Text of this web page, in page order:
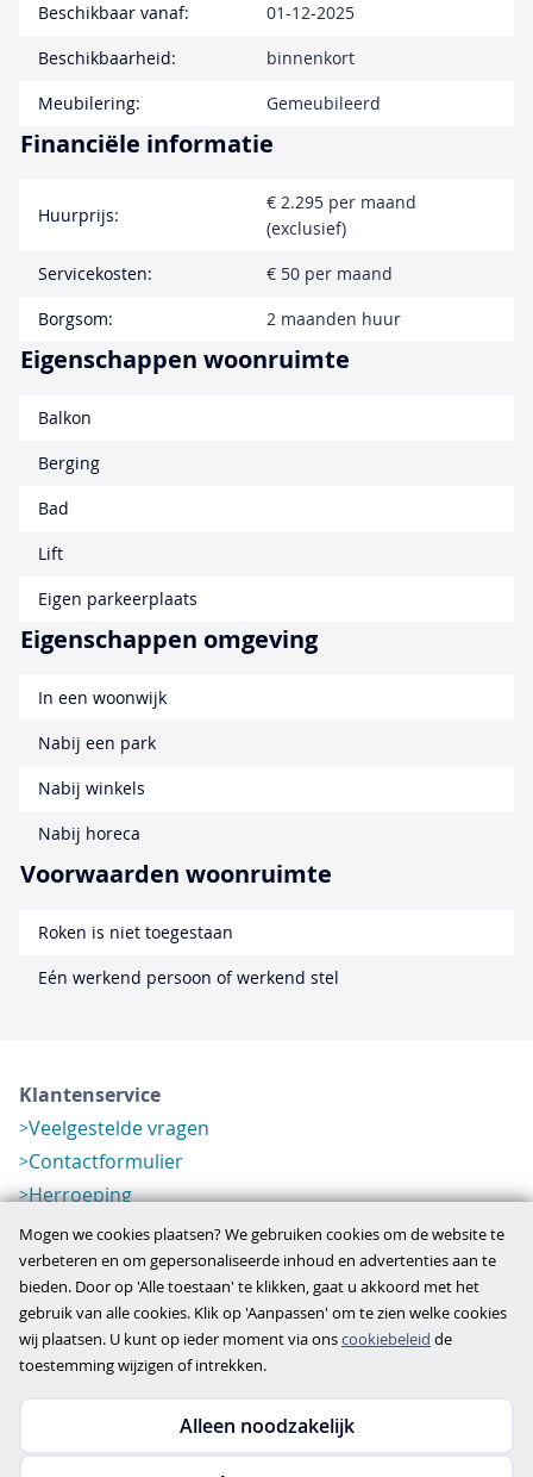
Beschikbaar vanaf:
01-12-2025
Beschikbaarheid:
binnenkort
Meubilering:
Gemeubileerd
Financiële informatie
Huurprijs:
€ 2.295 per maand
(exclusief)
Servicekosten:
€ 50 per maand
Borgsom:
2 maanden huur
Eigenschappen woonruimte
Balkon
Berging
Bad
Lift
Eigen parkeerplaats
Eigenschappen omgeving
In een woonwijk
Nabij een park
Nabij winkels
Nabij horeca
Voorwaarden woonruimte
Roken is niet toegestaan
Eén werkend persoon of werkend stel
Klantenservice
Veelgestelde vragen
Contactformulier
Herroeping
Over ons
Bedrijfsgegevens
Werkwijze
Overzichten
Verlopen aanbod
Copyright © 2026
Mogen we cookies plaatsen? We gebruiken cookies om de website te
verbeteren en om gepersonaliseerde inhoud en advertenties aan te
bieden. Door op 'Alle toestaan' te klikken, gaat u akkoord met het
gebruik van alle cookies. Klik op 'Aanpassen' om te zien welke cookies
wij plaatsen. U kunt op ieder moment via onscookiebeleid de
toestemming wijzigen of intrekken.
Alleen noodzakelijk